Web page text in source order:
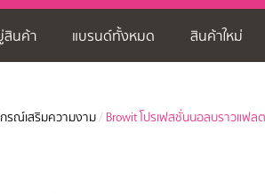
สินค้า แบรนด์ทั้งหมด สินค้าใหม่
รณ์เสริมความงาม / Browit โปรเฟสชั่นนอลบราวแฟล